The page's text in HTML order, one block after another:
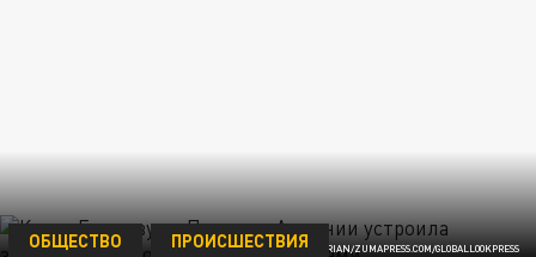
/ФОТО: ANI DJAFERIAN/ZUMAPRESS.COM/GLOBALLOOKPRESS
ОБЩЕСТВО ПРОИСШЕСТВИЯ